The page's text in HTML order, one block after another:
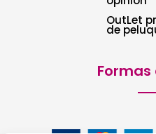
OutLet
de